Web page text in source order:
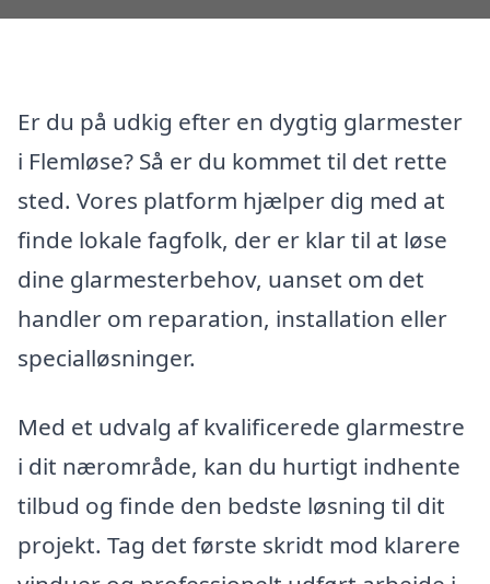
Er du på udkig efter en dygtig glarmester
i Flemløse? Så er du kommet til det rette
sted. Vores platform hjælper dig med at
finde lokale fagfolk, der er klar til at løse
dine glarmesterbehov, uanset om det
handler om reparation, installation eller
specialløsninger.
Med et udvalg af kvalificerede glarmestre
i dit nærområde, kan du hurtigt indhente
tilbud og finde den bedste løsning til dit
projekt. Tag det første skridt mod klarere